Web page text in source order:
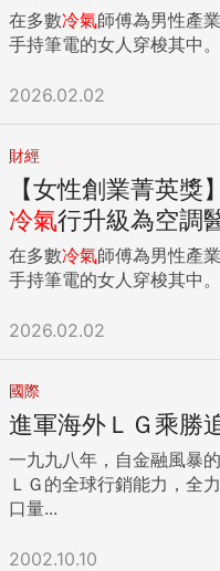
在多數冷氣師傅為男性產
手持筆電的女人穿梭其中
2026.02.02
財經
【女性創業菁英
冷氣行升級為空調
在多數冷氣師傅為男性產
手持筆電的女人穿梭其中
2026.02.02
國際
進軍海外ＬＧ乘勝
一九九八年，自金融風暴
ＬＧ的全球行銷能力，全
口量...
2002.10.10